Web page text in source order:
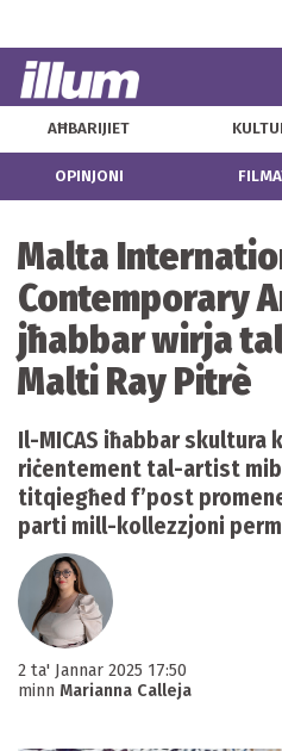
AĦBARIJIET
OPINJONI
Malta
Contemporary
jħabbar wirja
Malti Ray Pitrè
Il-MICAS iħabbar skultura
riċentement tal-artist
titqiegħed f’post
parti mill-kollezzjoni
2 ta' Jannar 2025 17:50
minn Marianna Calleja